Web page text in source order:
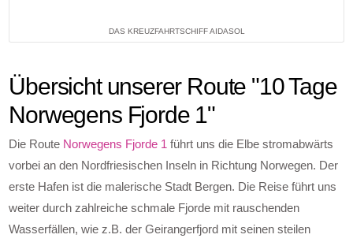
DAS KREUZFAHRTSCHIFF AIDASOL
Übersicht unserer Route "10 Tage
Norwegens Fjorde 1"
Die Route Norwegens Fjorde 1 führt uns die Elbe stromabwärts
vorbei an den Nordfriesischen Inseln in Richtung Norwegen. Der
erste Hafen ist die malerische Stadt Bergen. Die Reise führt uns
weiter durch zahlreiche schmale Fjorde mit rauschenden
Wasserfällen, wie z.B. der Geirangerfjord mit seinen steilen